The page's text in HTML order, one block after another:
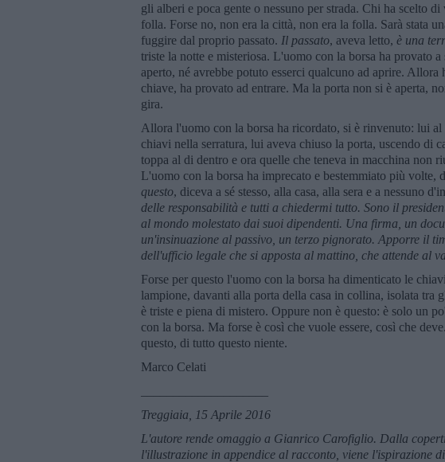
gli alberi e poca gente o nessuno per strada. Chi ha scelto
folla. Forse no, non era la città, non era la folla. Sarà stata
fuggire dal proprio passato. Il passato, aveva letto, è una
triste la notte e misteriosa. L'uomo con la borsa ha provato
aperto, né avrebbe potuto esserci qualcuno ad aprire. Allora
chiave, ha provato ad entrare. Ma la porta non si è aperta,
gira.
Allora l'uomo con la borsa ha ricordato, si è rinvenuto: lui al
chiavi nella serratura, lui aveva chiuso la porta, uscendo di
toppa al di dentro e ora quelle che teneva in macchina non
L'uomo con la borsa ha imprecato e bestemmiato più volte,
questo, diceva a sé stesso, alla casa, alla sera e a nessuno
delle responsabilità e tutti a chiedermi tutto. Sono il
al mondo molestato dai suoi dipendenti. Una firma, un
un'insinuazione al passivo, un terzo pignorato. Apporre il
dell'ufficio legale che si apposta al mattino, che attende al
Forse per questo l'uomo con la borsa ha dimenticato le
lampione, davanti alla porta della casa in collina, isolata tra
è triste e piena di mistero. Oppure non è questo: è solo un
con la borsa. Ma forse è così che vuole essere, così che
questo, di tutto questo niente.
Marco Celati
Treggiaia, 15 Aprile 2016
L'autore rende omaggio a Gianrico Carofiglio. Dalla
l'illustrazione in appendice al racconto, viene l'ispirazione